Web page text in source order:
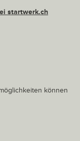
startwerk.ch
können